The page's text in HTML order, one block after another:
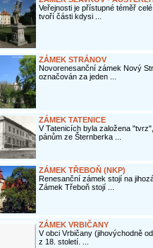
Veřejnosti je přístupné téměř
tvoří části kdysi ...
ZÁMEK STRÁNOV
Novorenesanční zámek Nový
označován za jeden ...
ZÁMEK TATENICE
V Tatenicích byla založena
pánům ze Šternberka ...
ZÁMEK TŘEBOŇ (NKP)
Renesanční zámek stojí na
Zámek Třeboň stojí ...
ZÁMEK VRBIČANY
V obci Vrbičany (jihovýchodně
z 18. století. ...